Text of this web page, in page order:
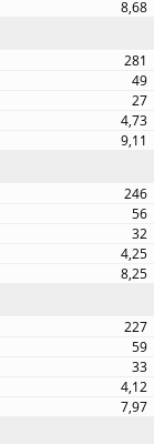
8,68
281
49
27
4,73
9,11
246
56
32
4,25
8,25
227
59
33
4,12
7,97